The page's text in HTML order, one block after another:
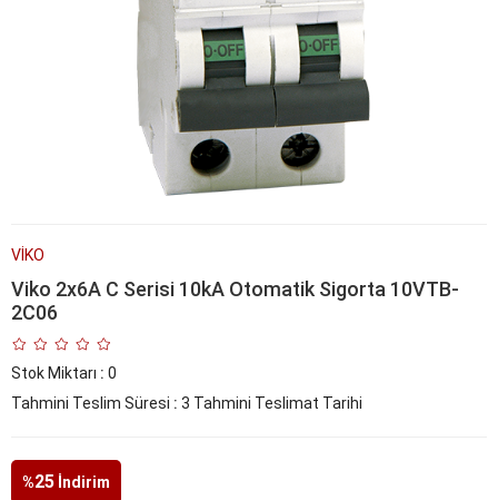
VİKO
Viko 2x6A C Serisi 10kA Otomatik Sigorta 10VTB-
2C06
Stok Miktarı : 0
Tahmini Teslim Süresi : 3 Tahmini Teslimat Tarihi
%25 İndirim